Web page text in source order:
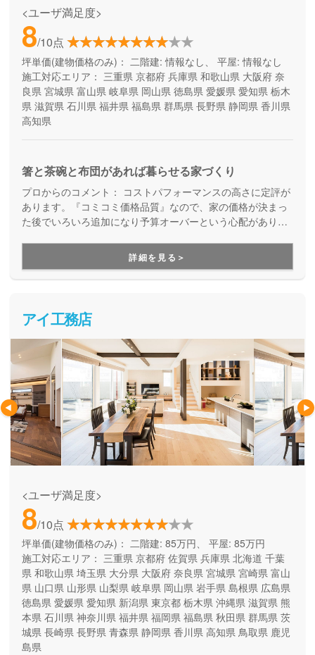
<ユーザ満足度>
8/10点
坪単価(建物価格のみ)： 二階建: 情報なし、 平屋: 情報なし
施工対応エリア： 三重県 京都府 兵庫県 和歌山県 大阪府 奈
良県 宮城県 富山県 岐阜県 岡山県 徳島県 愛媛県 愛知県 栃木
県 滋賀県 石川県 福井県 福島県 群馬県 長野県 静岡県 香川県
高知県
箸と茶碗と布団があれば暮らせる家づくり
プロからのコメント： コストパフォーマンスの高さに定評が
あります。『コミコミ価格品質』なので、家の価格が決まっ
た後でいろいろ追加になり予算オーバーという心配がありま
詳細を見る＞
アイ工務店
<ユーザ満足度>
8/10点
坪単価(建物価格のみ)： 二階建: 85万円、 平屋: 85万円
施工対応エリア： 三重県 京都府 佐賀県 兵庫県 北海道 千葉
県 和歌山県 埼玉県 大分県 大阪府 奈良県 宮城県 宮崎県 富山
県 山口県 山形県 山梨県 岐阜県 岡山県 岩手県 島根県 広島県
徳島県 愛媛県 愛知県 新潟県 東京都 栃木県 沖縄県 滋賀県 熊
本県 石川県 神奈川県 福井県 福岡県 福島県 秋田県 群馬県 茨
城県 長崎県 長野県 青森県 静岡県 香川県 高知県 鳥取県 鹿児
島県